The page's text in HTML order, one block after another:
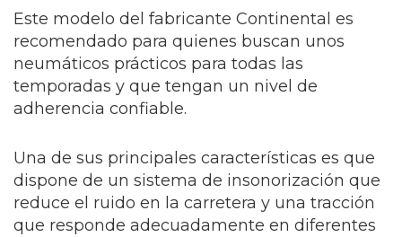
Este modelo del fabricante Continental es
recomendado para quienes buscan unos
neumáticos prácticos para todas las
temporadas y que tengan un nivel de
adherencia confiable.
Una de sus principales características es que
dispone de un sistema de insonorización que
reduce el ruido en la carretera y una tracción
que responde adecuadamente en diferentes